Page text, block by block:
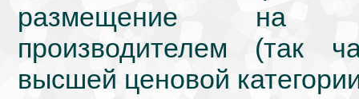
размещение на
производителем (так
высшей ценовой